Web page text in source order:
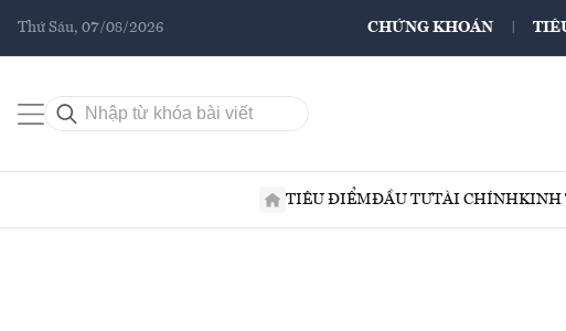
Thứ Sáu, 07/08/2026 CHỨNG KHOÁN
TIÊU ĐIỂMĐẦU TƯTÀI CHÍNHKINH